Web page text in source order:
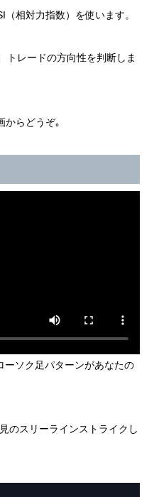
相対力指数）を使います。
トレードの方向性を判断しま
からどうぞ｡
ーソク足パターンがあなたの
のスリーラインストライクし